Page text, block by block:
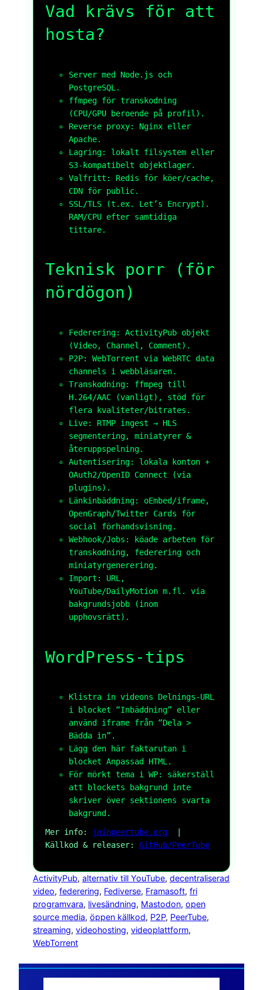
Vad krävs för att
hosta?
Server med Node.js och
PostgreSQL .
ffmpeg för transkodning
(CPU/GPU beroende på profil).
Reverse proxy: Nginx eller
Apache.
Lagring: lokalt filsystem eller
S3-kompatibelt objektlager.
Valfritt: Redis för köer/cache,
CDN för public.
SSL/TLS (t.ex. Let’s Encrypt).
RAM/CPU efter samtidiga
tittare.
Teknisk porr (för
nördögon)
Federering: ActivityPub objekt
(Video, Channel, Comment).
P2P: WebTorrent via WebRTC data
channels i webbläsaren.
Transkodning: ffmpeg till
H.264/AAC (vanligt), stöd för
flera kvaliteter/bitrates.
Live: RTMP ingest → HLS
segmentering, miniatyrer &
återuppspelning.
Autentisering: lokala konton +
OAuth2/OpenID Connect (via
plugins).
Länkinbäddning: oEmbed/iframe,
OpenGraph/Twitter Cards för
social förhandsvisning.
Webhook/Jobs: köade arbeten för
transkodning, federering och
miniatyrgenerering.
Import: URL,
YouTube/DailyMotion m.fl. via
bakgrundsjobb (inom
upphovsrätt).
WordPress-tips
Klistra in videons Delnings-URL
i blocket “Inbäddning” eller
använd iframe från “Dela >
Bädda in”.
Lägg den här faktarutan i
blocket Anpassad HTML .
För mörkt tema i WP: säkerställ
att blockets bakgrund inte
skriver över sektionens svarta
bakgrund.
Mer info:
joinpeertube.org
Källkod & releaser: GitHub/PeerTube
ActivityPub, alternativ till YouTube, decentraliserad
video, federering, Fediverse, Framasoft, fri
programvara, livesändning, Mastodon, open
source media, öppen källkod, P2P, PeerTube
streaming, videohosting, videoplattform
WebTorrent